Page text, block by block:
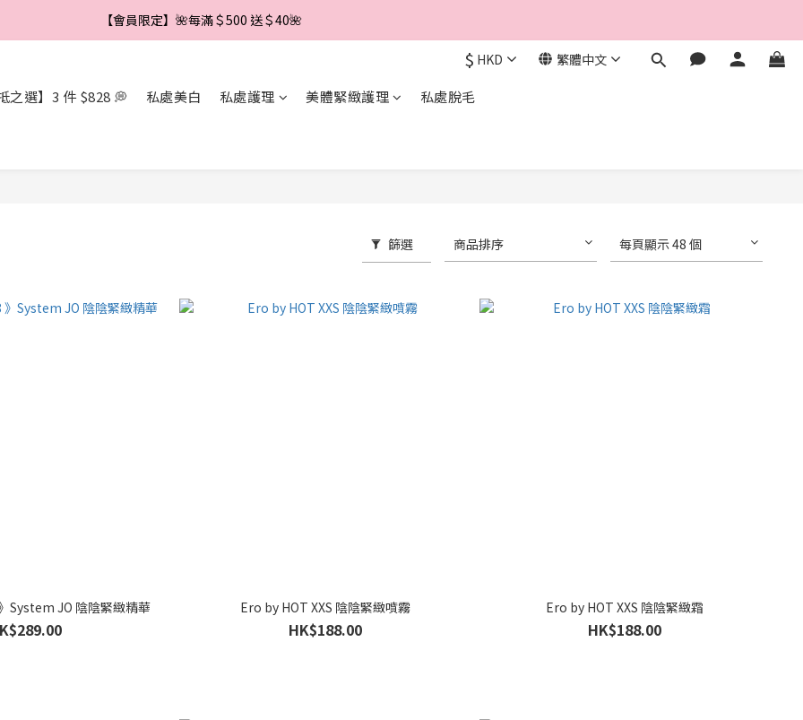
【會員限定】🌼新會員註冊即享＄888 優惠券🌼
【會員限定】🌺每滿＄500 送＄40🌺
$ HKD 繁體中文
之選】3 件 $828 💭 私處美白 私處護理 美體緊緻護理 私處脫毛
篩選 商品排序 每頁顯示 48 個
System JO 陰陰緊緻精華 Ero by HOT XXS 陰陰緊緻噴霧
HK$188.00
Ero by HOT XXS 陰陰緊緻霜
HK$188.00